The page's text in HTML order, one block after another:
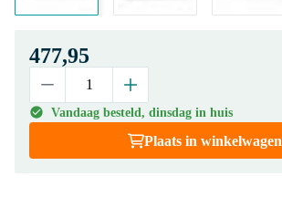
477,95
Vandaag besteld, dinsdag in huis
Plaats in winkelwagen